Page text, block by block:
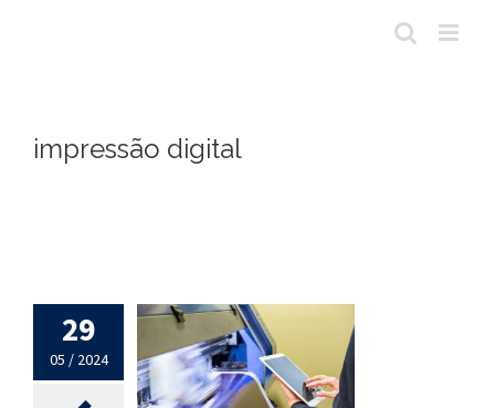
impressão digital
29
05 / 2024
Impressão UV ou
solvente: Qual é a
melhor opção para o
seu material gráfico?
Design